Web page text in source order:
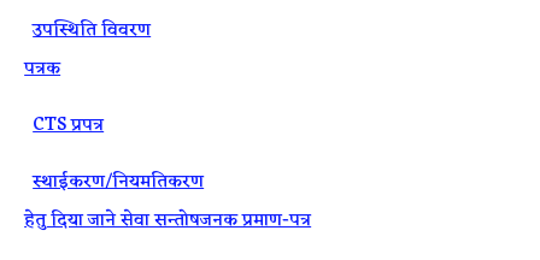
उपस्थिति विवरण
पत्रक
CTS प्रपत्र
स्थाईकरण/नियमतिकरण
हेतु दिया जाने सेवा सन्तोषजनक प्रमाण-पत्र